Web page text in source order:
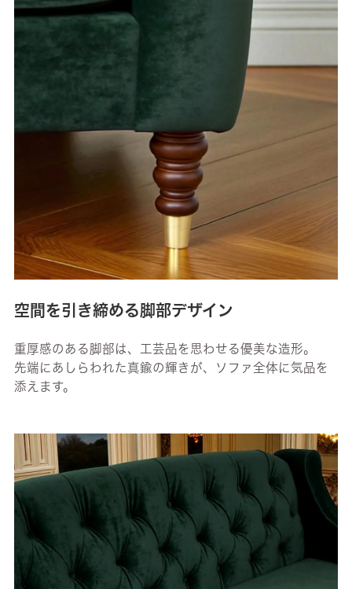
空間を引き締める脚部デザイン
重厚感のある脚部は、工芸品を思わせる優美な造形。
先端にあしらわれた真鍮の輝きが、ソファ全体に気品を
添えます。